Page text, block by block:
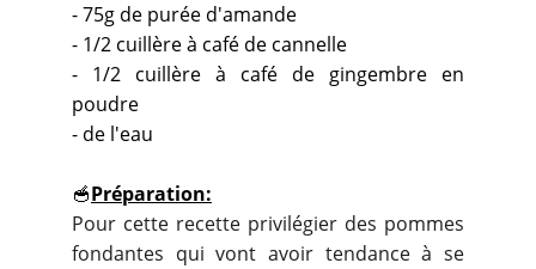
- 75g de purée d'amande
- 1/2 cuillère à café de cannelle
- 1/2 cuillère à café de gingembre en
poudre
- de l'eau
🥣Préparation:
Pour cette recette privilégier des pommes
fondantes qui vont avoir tendance à se